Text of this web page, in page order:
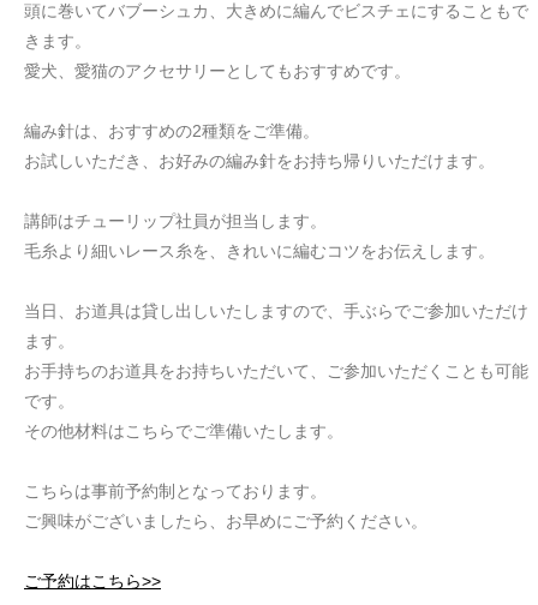
頭に巻いてバブーシュカ、大きめに編んでビスチェにすることもで
きます。
愛犬、愛猫のアクセサリーとしてもおすすめです。
編み針は、おすすめの2種類をご準備。
お試しいただき、お好みの編み針をお持ち帰りいただけます。
講師はチューリップ社員が担当します。
毛糸より細いレース糸を、きれいに編むコツをお伝えします。
当日、お道具は貸し出しいたしますので、手ぶらでご参加いただけ
ます。
お手持ちのお道具をお持ちいただいて、ご参加いただくことも可能
です。
その他材料はこちらでご準備いたします。
こちらは事前予約制となっております。
ご興味がございましたら、お早めにご予約ください。
ご予約はこちら>>